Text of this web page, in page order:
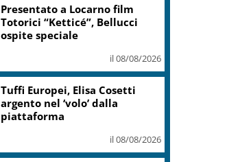
Presentato a Locarno film
Totorici “Ketticé”, Bellucci
ospite speciale
il 08/08/2026
Tuffi Europei, Elisa Cosetti
argento nel ‘volo’ dalla
piattaforma
il 08/08/2026